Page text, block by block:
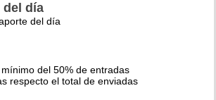
del día
del día
del 50% de entradas
respecto el total de enviadas